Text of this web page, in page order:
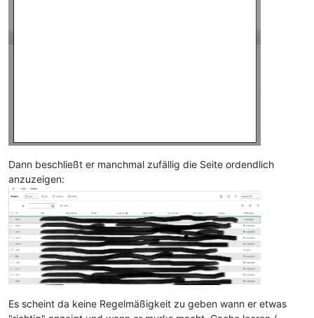
Dann beschließt er manchmal zufällig die Seite ordendlich
anzuzeigen:
Es scheint da keine Regelmäßigkeit zu geben wann er etwas